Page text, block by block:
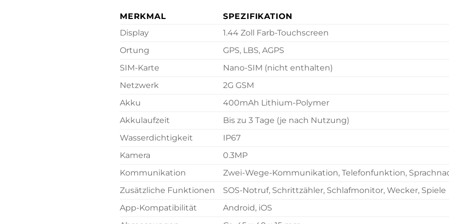
MERKMAL
SPEZIFIKATION
Display
1.44 Zoll Farb-Touchscreen
Ortung
GPS, LBS, AGPS
SIM-Karte
Nano-SIM (nicht enthalten)
Netzwerk
2G GSM
Akku
400mAh Lithium-Polymer
Akkulaufzeit
Bis zu 3 Tage (je nach Nutzung)
Wasserdichtigkeit
IP67
Kamera
0.3MP
Kommunikation
Zwei-Wege-Kommunikation, Telefonfunktion,
Zusätzliche Funktionen
SOS-Notruf, Schrittzähler, Schlafmonitor, Wecker, Spiele
App-Kompatibilität
Android, iOS